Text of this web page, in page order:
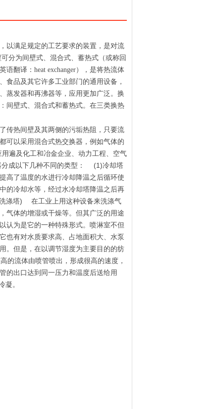
以满足规定的工艺要求的装置，是对流
分为间壁式、混合式、蓄热式（或称回
翻译：heat exchanger），是将热流体
食品及其它许多工业部门的通用设备，
蒸发器和再沸器等，应用更加广泛。换
间壁式、混合式和蓄热式。在三类换热
传热间壁及其两侧的污垢热阻，只要流
可以采用混合式热交换器，例如气体的
遍及化工和冶金企业、动力工程、空气
分成以下几种不同的类型： (1)冷却塔
了温度的水进行冷却降温之后循环使
的冷却水等，经过水冷却塔降温之后再
涤塔) 在工业上用这种设备来洗涤气
气体的增湿或干燥等。但其广泛的用途
认为是它的一种特殊形式。喷淋室不但
也有对水质要求高、占地面积大、水泵
。但是，在以调节湿度为主要目的的纺
流体由喷管喷出，形成很高的速度，
的出口达到同一压力和温度后送给用
。